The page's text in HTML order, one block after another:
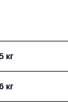
кг
кг